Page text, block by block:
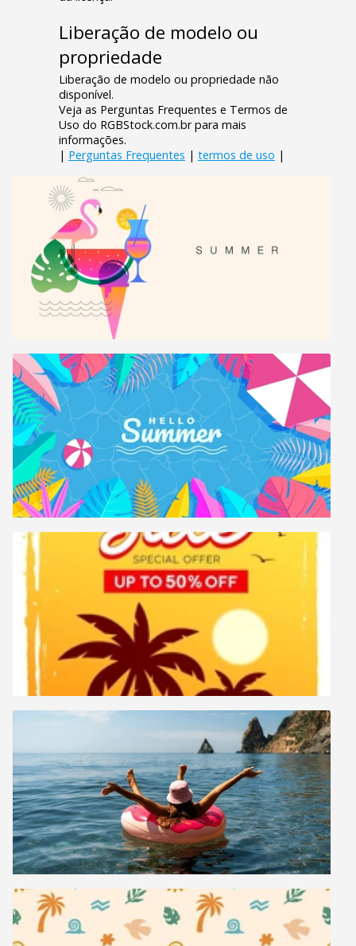
Liberação de modelo ou
propriedade
Liberação de modelo ou propriedade não
disponível.
Veja as Perguntas Frequentes e Termos de
Uso do RGBStock.com.br para mais
informações.
| Perguntas Frequentes | termos de uso |